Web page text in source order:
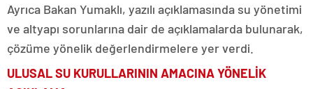
Ayrıca Bakan Yumaklı, yazılı açıklamasında su yönetimi
ve altyapı sorunlarına dair de açıklamalarda bulunarak,
çözüme yönelik değerlendirmelere yer verdi.
ULUSAL SU KURULLARININ AMACINA YÖNELİK